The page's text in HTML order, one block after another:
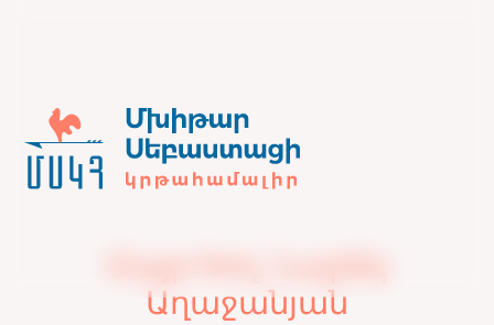
Մայր հող. Նարեկ
Աղաջանյան